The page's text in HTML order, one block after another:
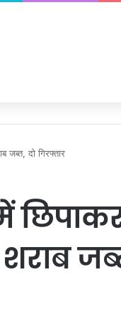
जब्त, दो गिरफ्तार